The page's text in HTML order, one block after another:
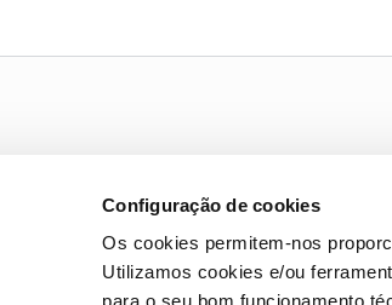
Configuração de cookies
Os cookies permitem-nos
Utilizamos cookies e/ou